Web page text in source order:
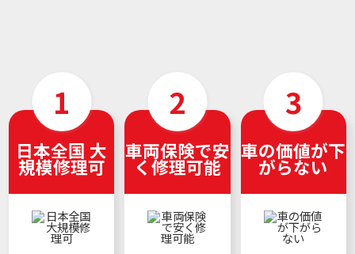
日本全国 大
規模修理可
車両保険で安
く修理可能
車の価値が下
がらない